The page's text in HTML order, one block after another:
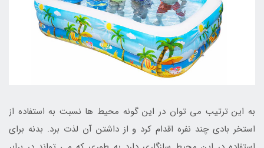
به این ترتیب می توان در این گونه محیط ها نسبت به استفاده از
استخر بادی چند نفره اقدام کرد و از داشتن آن لذت برد. بدنه برای